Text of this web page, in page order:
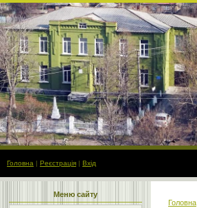
Головна | Реєстрація | Вхід
Меню сайту
Головна